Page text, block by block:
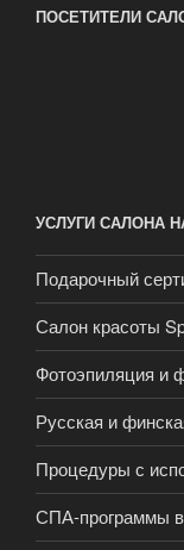
ПОСЕТИТЕЛИ
УСЛУГИ САЛОНА
Подарочный
Салон красоты
Фотоэпиляция и
Русская и
Процедуры с
СПА-программы